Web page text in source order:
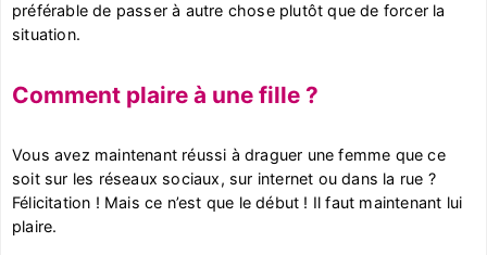
préférable de passer à autre chose plutôt que de forcer la
situation.
Comment plaire à une fille ?
Vous avez maintenant réussi à draguer une femme que ce
soit sur les réseaux sociaux, sur internet ou dans la rue ?
Félicitation ! Mais ce n’est que le début ! Il faut maintenant lui
plaire.